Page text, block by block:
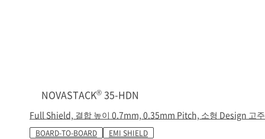
NOVASTACK® 35-HDN
Full Shield, 결합 높이 0.7mm, 0.35mm Pitch, 소형 Design 고
BOARD-TO-BOARD EMI SHIELD